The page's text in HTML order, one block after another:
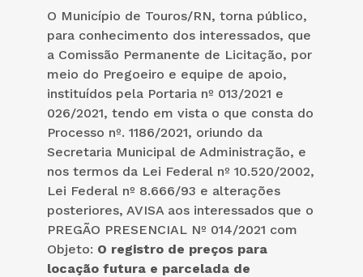
O Município de Touros/RN, torna público,
para conhecimento dos interessados, que
a Comissão Permanente de Licitação, por
meio do Pregoeiro e equipe de apoio,
instituídos pela Portaria nº 013/2021 e
026/2021, tendo em vista o que consta do
Processo nº. 1186/2021, oriundo da
Secretaria Municipal de Administração, e
nos termos da Lei Federal nº 10.520/2002,
Lei Federal nº 8.666/93 e alterações
posteriores, AVISA aos interessados que o
PREGÃO PRESENCIAL Nº 014/2021 com
Objeto: O registro de preços para
locação futura e parcelada de